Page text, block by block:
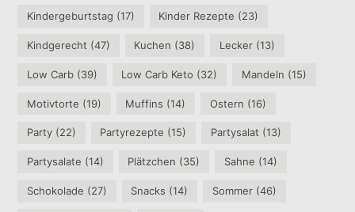
Kindergeburtstag (17) Kinder Rezepte (23)
Kindgerecht (47) Kuchen (38) Lecker(13)
Low Carb (39) Low Carb Keto (32) Mandeln (15)
Motivtorte (19) Muffins (14) Ostern (16)
Party (22) Partyrezepte (15) Partysalat (13)
Partysalate (14) Plätzchen (35) Sahne (14)
Schokolade (27) Snacks (14) Sommer(46)